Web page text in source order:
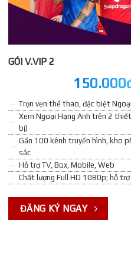
GÓI V.VIP 2
Trọn vẹn thể thao, đặc biệt
Xem Ngoại Hạng Anh trên 2
bị)
Gần 100 kênh truyền hình, kho
sắc
Hỗ trợ TV, Box, Mobile, Web
Chất lượng Full HD 1080p; hỗ
ĐĂNG KÝ NGAY